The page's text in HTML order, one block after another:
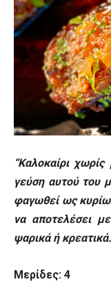
“Καλοκαίρι
γεύση αυτού του
φαγωθεί ως
να αποτελέσει
ψαρικά ή
Μερίδες: 4